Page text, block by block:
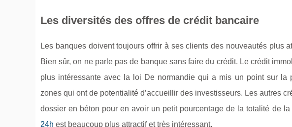
Les diversités des offres de crédit bancaire
Les banques doivent toujours offrir à ses clients des nouveautés plus
Bien sûr, on ne parle pas de banque sans faire du crédit. Le crédit
plus intéressante avec la loi De normandie qui a mis un point sur la
zones qui ont de potentialité d’accueillir des investisseurs. Les autres
dossier en béton pour en avoir un petit pourcentage de la totalité de
24h est beaucoup plus attractif et très intéressant.